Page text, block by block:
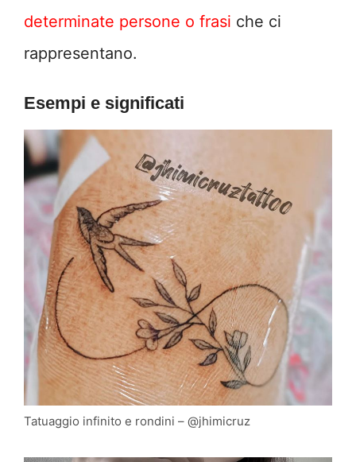
determinate persone o frasi che ci
rappresentano.
Esempi e significati
Tatuaggio infinito e rondini – @jhimicruz